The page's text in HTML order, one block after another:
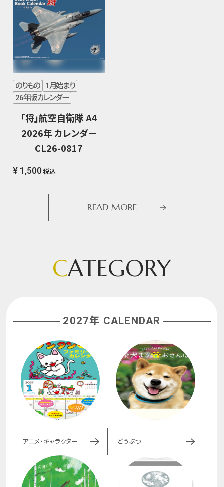
のりもの
1月始まり
26年版カレンダー
「将」航空自衛隊 A4
2026年 カレンダー
CL26-0817
¥ 1,500 税込
READ MORE
CATEGORY
2027年 CALENDAR
アニメ・キャラクター どうぶつ